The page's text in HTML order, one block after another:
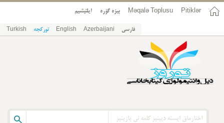
Pitiklər
Məqalə Toplusu بیزه گؤره ایلتیشیم
فارسی Azerbaijani
English تورکجه Turkish